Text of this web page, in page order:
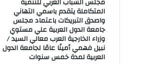
المتكاملة يتقدم باسمي التهاني
واصدق التبريكات باعتماد مجلس
جامعة الدول العربية علي مستوي
وزراء الخارجية العرب معالي السيد /
نبيل فهمي أمينًا عامًا لجامعة الدول
العربية لمدة خمس سنوات